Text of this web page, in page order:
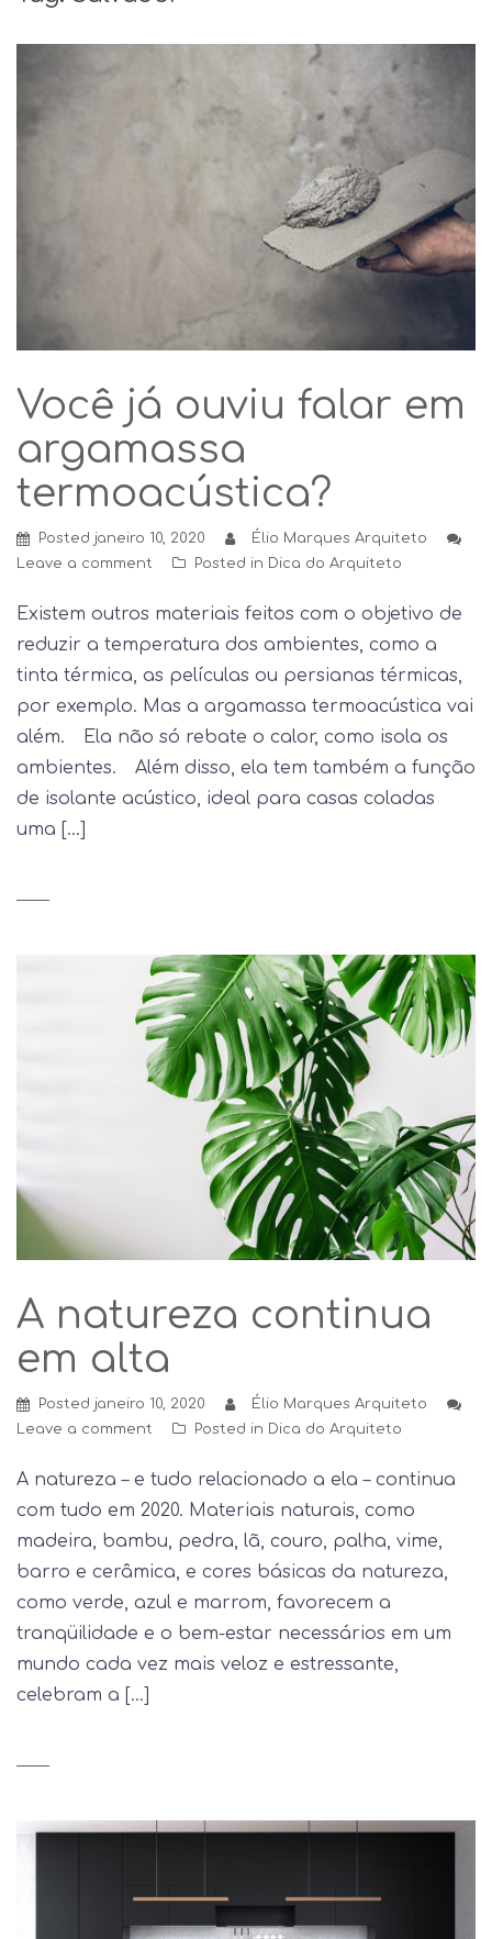
Você já ouviu falar em
argamassa
termoacústica?
Posted janeiro 10, 2020
Élio Marques Arquiteto
Leave a comment
Posted in Dica do Arquiteto
Existem outros materiais feitos com o objetivo de
reduzir a temperatura dos ambientes, como a
tinta térmica, as películas ou persianas térmicas,
por exemplo. Mas a argamassa termoacústica vai
além.⠀ Ela não só rebate o calor, como isola os
ambientes.⠀ Além disso, ela tem também a função
de isolante acústico, ideal para casas coladas
uma […]
A natureza continua
em alta
Posted janeiro 10, 2020
Élio Marques Arquiteto
Leave a comment
Posted in Dica do Arquiteto
A natureza – e tudo relacionado a ela – continua
com tudo em 2020. Materiais naturais, como
madeira, bambu, pedra, lã, couro, palha, vime,
barro e cerâmica, e cores básicas da natureza,
como verde, azul e marrom, favorecem a
tranqüilidade e o bem-estar necessários em um
mundo cada vez mais veloz e estressante,
celebram a […]